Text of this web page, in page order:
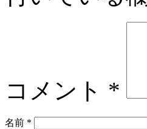
コメント *
名前 *